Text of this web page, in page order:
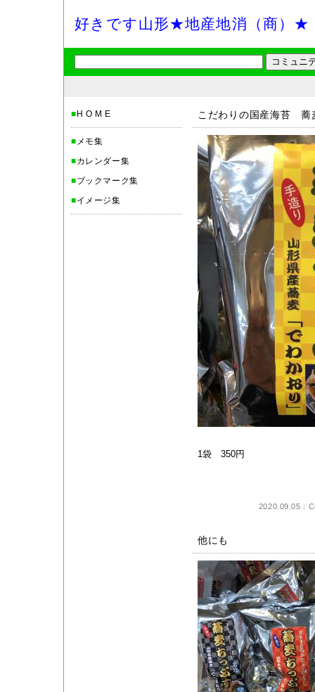
好きです山形★地産地消（商）★
■ H O M E
■ メモ集
■カレンダー集
■ブックマーク集
■イメージ集
こだわりの国産海苔 蕎
1袋 350円
2020.09.05：
他にも